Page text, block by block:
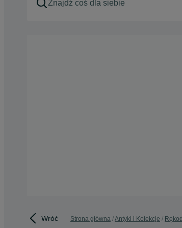
Wróć Strona główna Antyki i Kolekcje